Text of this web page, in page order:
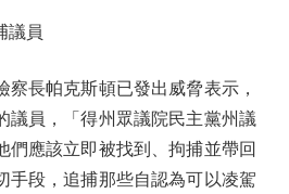
員
長帕克斯頓已發出威脅表示，
議員，「得州眾議院民主黨州議
們應該立即被找到、拘捕並帶回
手段，追捕那些自認為可以凌駕